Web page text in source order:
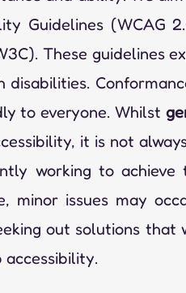
Guidelines (WCAG
These guidelines
disabilities.
to everyone. Whilst
it is not
working to
minor issues may
out solutions
accessibility.